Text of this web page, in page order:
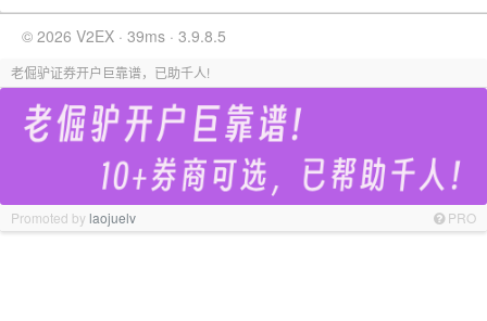
© 2026 V2EX · 39ms · 3.9.8.5
老倔驴证券开户巨靠谱，已助千人!
Promoted bylaojuelv PRO